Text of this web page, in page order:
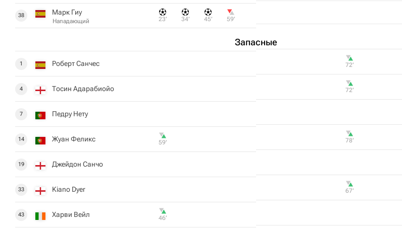
38 Марк Гиу
Нападающий 23‎’‎ 34‎’‎ 45‎’‎ 59‎’‎
Запасные
1 Роберт Санчес
4 Тосин Адарабиойо
7 Педру Нету
14 Жуан Феликс 59‎’‎
19 Джейдон Санчо
33 Kiano Dyer
43 Харви Вейл 46‎’‎
72‎’‎
72‎’‎
78‎’‎
67‎’‎